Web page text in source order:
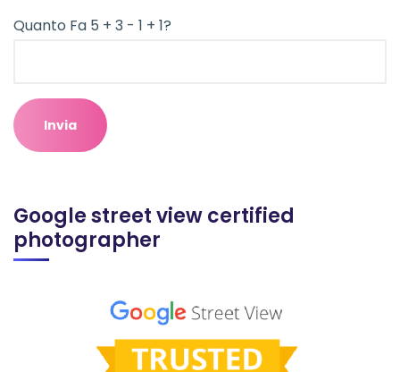
Quanto Fa 5 + 3 - 1 + 1?
Google street view certified
photographer